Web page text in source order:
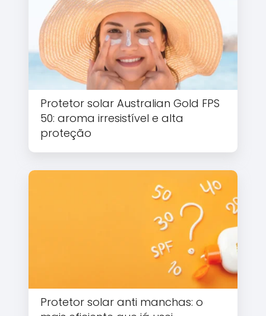
Protetor solar Australian Gold FPS
50: aroma irresistível e alta
proteção
Protetor solar anti manchas: o